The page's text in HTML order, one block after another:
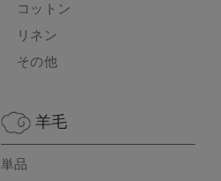
コットン
リネン
その他
羊毛
単品